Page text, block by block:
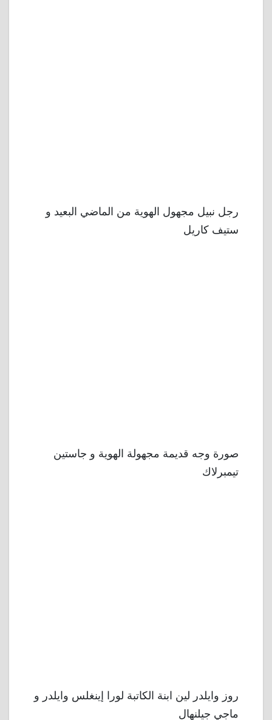
رجل نبيل مجهول الهوية من الماضي البعيد و
ستيف كاريل
صورة وجه قديمة مجهولة الهوية و جاستين
تيمبرلاك
روز وايلدر لين ابنة الكاتبة لورا إينغلس وايلدر و
ماجي جيلنهال